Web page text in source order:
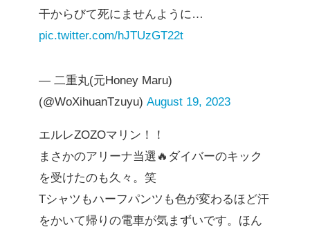
干からびて死にませんように…
pic.twitter.com/hJTUzGT22t
— 二重丸(元Honey Maru)
(@WoXihuanTzuyu) August 19, 2023
エルレZOZOマリン！！
まさかのアリーナ当選🔥ダイバーのキック
を受けたのも久々。笑
Tシャツもハーフパンツも色が変わるほど汗
をかいて帰りの電車が気まずいです。ほん